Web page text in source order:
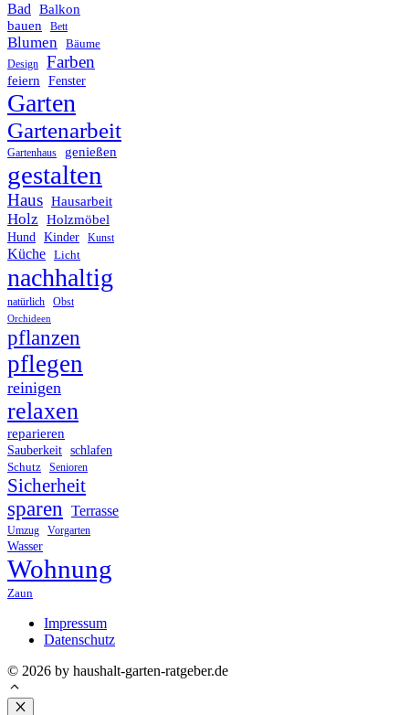
Bad
Balkon
bauen
Bett
Blumen Bäume
Design Farben
feiern Fenster
Garten
Gartenarbeit
Gartenhaus genießen
gestalten
Haus Hausarbeit
Holz Holzmöbel
Hund Kinder Kunst
Küche Licht
nachhaltig
natürlich Obst
Orchideen
pflanzen
pflegen
reinigen
relaxen
reparieren
Sauberkeit schlafen
Schutz Senioren
Sicherheit
sparen Terrasse
Umzug Vorgarten
Wasser
Wohnung
Zaun
Impressum
Datenschutz
© 2026 by haushalt-garten-ratgeber.de